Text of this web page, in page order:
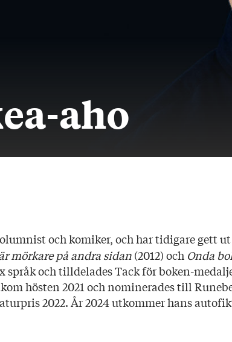
aho
och komiker, och har tidigare gett
mörkare på andra sidan(2012) och Onda
och tilldelades Tack för boken-
hösten 2021 och nominerades till
2022. År 2024 utkommer hans